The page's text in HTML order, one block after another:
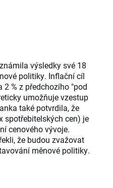
výsledky své 18
politiky. Inflační cíl
2 % z předchozího "pod
umožňuje vzestup
také potvrdila, že
spotřebitelských cen) je
cenového vývoje.
že budou zvažovat
měnové politiky.